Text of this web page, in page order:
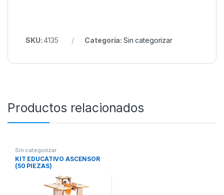
SKU:4135 Categoría: Sin categorizar
Productos relacionados
Sin categorizar
KIT EDUCATIVO ASCENSOR
(50 PIEZAS)